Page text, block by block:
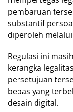
pembaruan
substantif
diperoleh
Regulasi ini
kerangka
persetujuan
bebas yang
desain digital.